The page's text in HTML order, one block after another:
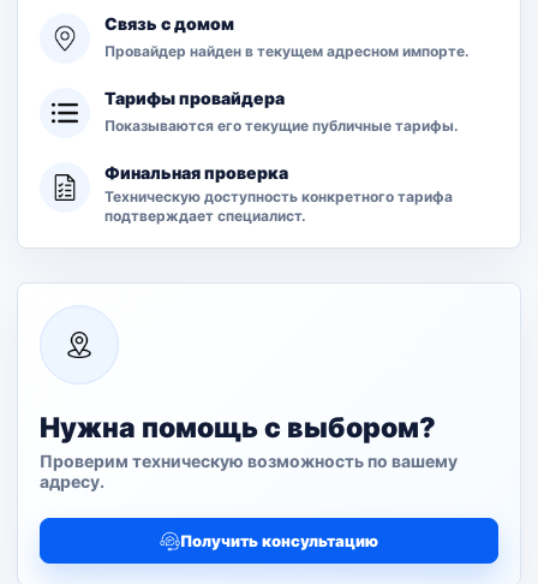
Связь с домом
Провайдер найден в текущем адресном импорте.
Тарифы провайдера
Показываются его текущие публичные тарифы.
Финальная проверка
Техническую доступность конкретного тарифа
подтверждает специалист.
Нужна помощь с выбором?
Проверим техническую возможность по вашему
адресу.
Получить консультацию